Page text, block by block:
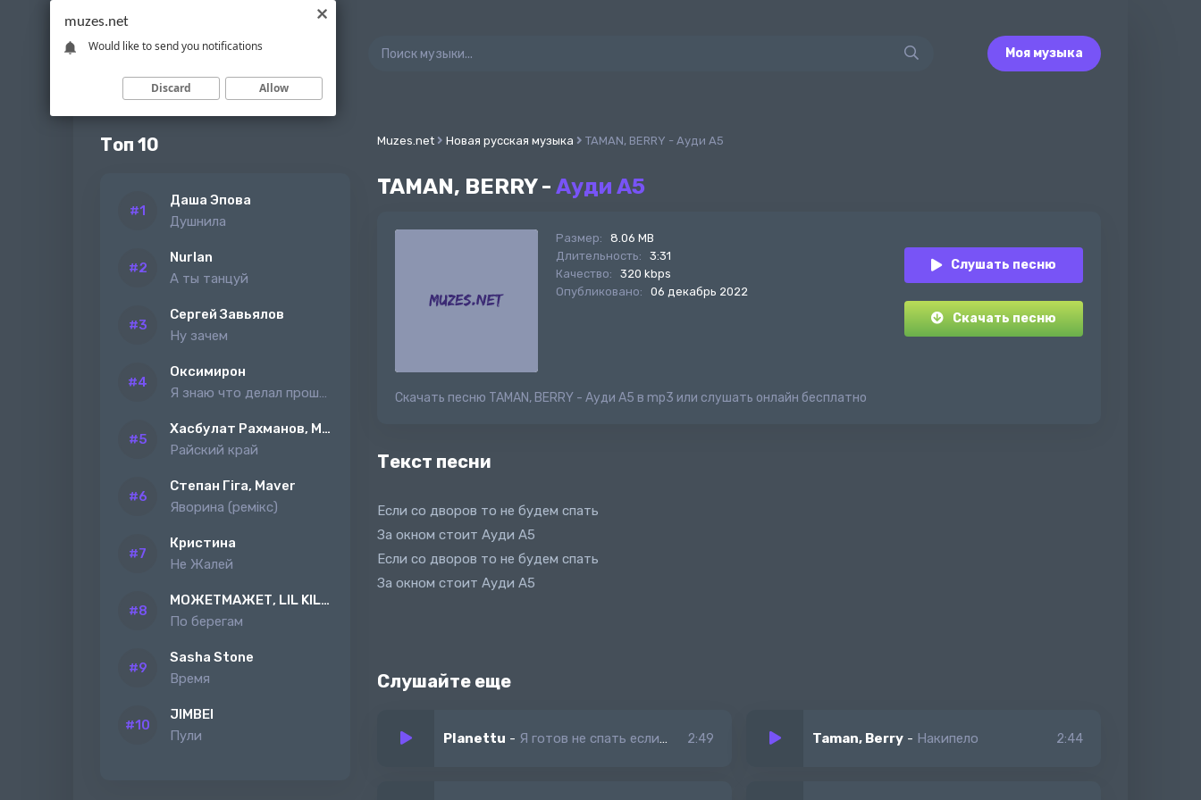
Моя музыка
Топ 10
Даша Эпова
Душнила
Nurlan
А ты танцуй
Сергей Завьялов
Ну зачем
Оксимирон
Я знаю что делал прошлым летом
Хасбулат Рахманов, MAGAS
Райский край
Степан Гіга, Maver
Яворина (ремiкс)
Кристина
Не Жалей
МОЖЕТМАЖЕТ, LIL KILAH
По берегам
Sasha Stone
Время
JIMBEI
Пули
Muzes.net Новая русская музыка TAMAN, BERRY - Ауди А5
TAMAN, BERRY - Ауди А5
Размер:
8.06 MB
Длительность:
3:31
Качество:
320 kbps
Опубликовано:
06 декабрь 2022
Слушать песню
Скачать песню
Скачать песню TAMAN, BERRY - Ауди А5 в mp3 или слушать онлайн бесплатно
Текст песни
Если со дворов то не будем спать
За окном стоит Ауди А5
Если со дворов то не будем спать
За окном стоит Ауди А5
Слушайте еще
Planettu - Я готов не спать если тебя не будет во сне 2:49 Taman, Berry - Накипело 2:44
muzes.net
Would like to send you notifications
Discard Allow